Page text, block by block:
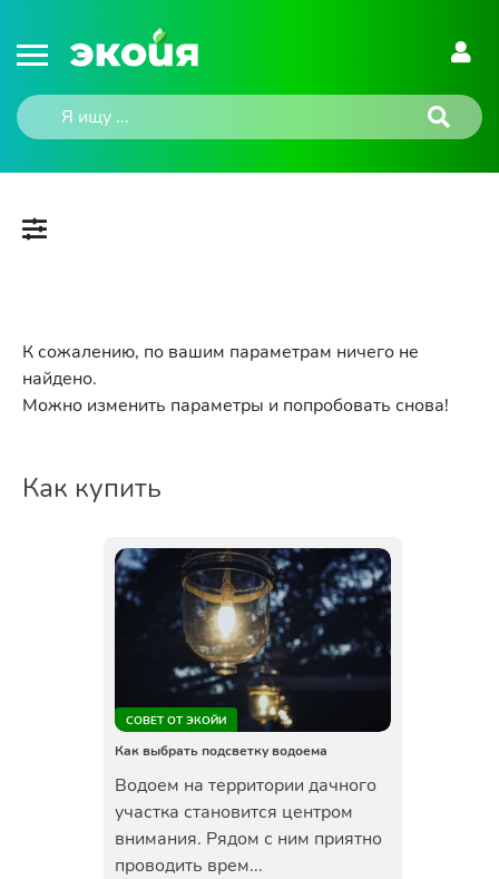
К сожалению, по вашим параметрам ничего не
найдено.
Можно изменить параметры и попробовать снова!
Как купить
СОВЕТ ОТ ЭКОЙИ
Как выбрать подсветку водоема
Водоем на территории дачного
участка становится центром
внимания. Рядом с ним приятно
проводить врем...